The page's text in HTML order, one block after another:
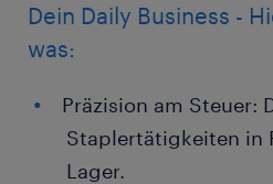
Dein Daily Business -
was:
Präzision am Steuer:
Staplertätigkeiten in
Lager.